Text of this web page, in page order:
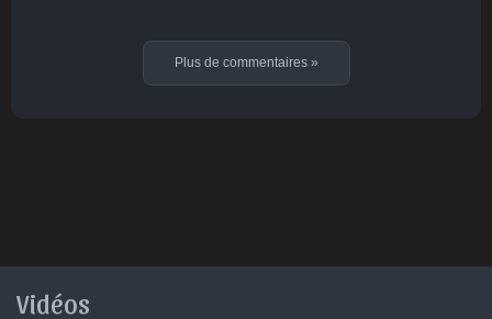
Plus de commentaires »
Vidéos